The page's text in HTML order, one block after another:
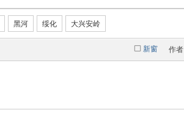
黑河 绥化 大兴安岭
新窗 作者